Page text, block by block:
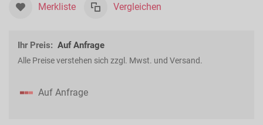
Merkliste Vergleichen
Ihr Preis: Auf Anfrage
Alle Preise verstehen sich zzgl. Mwst. und Versand.
Auf Anfrage